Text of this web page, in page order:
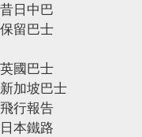
昔日中巴
保留巴士
英國巴士
新加坡巴士
飛行報告
日本鐵路